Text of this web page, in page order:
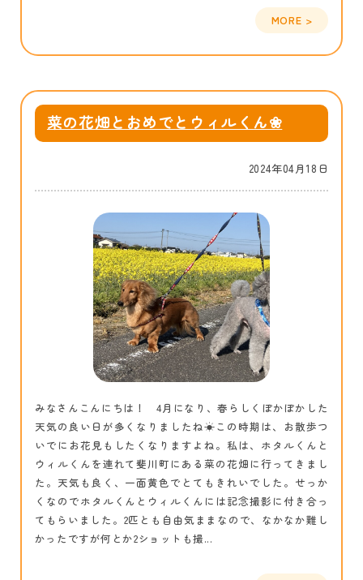
菜の花畑とおめでとウィルくん❀
2024年04月18日
みなさんこんにちは！ 4月になり、春らしくぽかぽかした
天気の良い日が多くなりましたね☀この時期は、お散歩つ
いでにお花見もしたくなりますよね。私は、ホタルくんと
ウィルくんを連れて斐川町にある菜の花畑に行ってきまし
た。天気も良く、一面黄色でとてもきれいでした。せっか
くなのでホタルくんとウィルくんには記念撮影に付き合っ
てもらいました。2匹とも自由気ままなので、なかなか難し
かったですが何とか2ショットも撮...